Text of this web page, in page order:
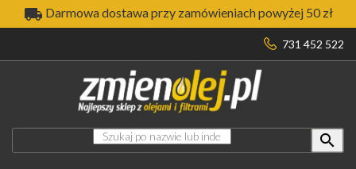
 Darmowa dostawa przy zamówieniach powyżej 50 zł
731 452 522
